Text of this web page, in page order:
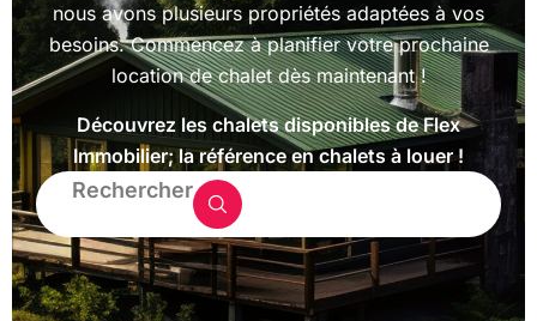
nous avons plusieurs propriétés adaptées à vos
besoins. Commencez à planifier votre prochaine
location de chalet dès maintenant !
Découvrez les chalets disponibles de Flex
Immobilier; la référence en chalets à louer !
Rechercher